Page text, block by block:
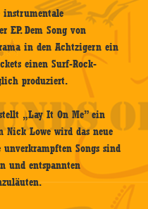
EP. Dem Song von
in den Achtzigern ein
einen Surf-Rock-
produziert.
„Lay It On Me” ein
Nick Lowe wird das neue
Songs sind
und entspannten